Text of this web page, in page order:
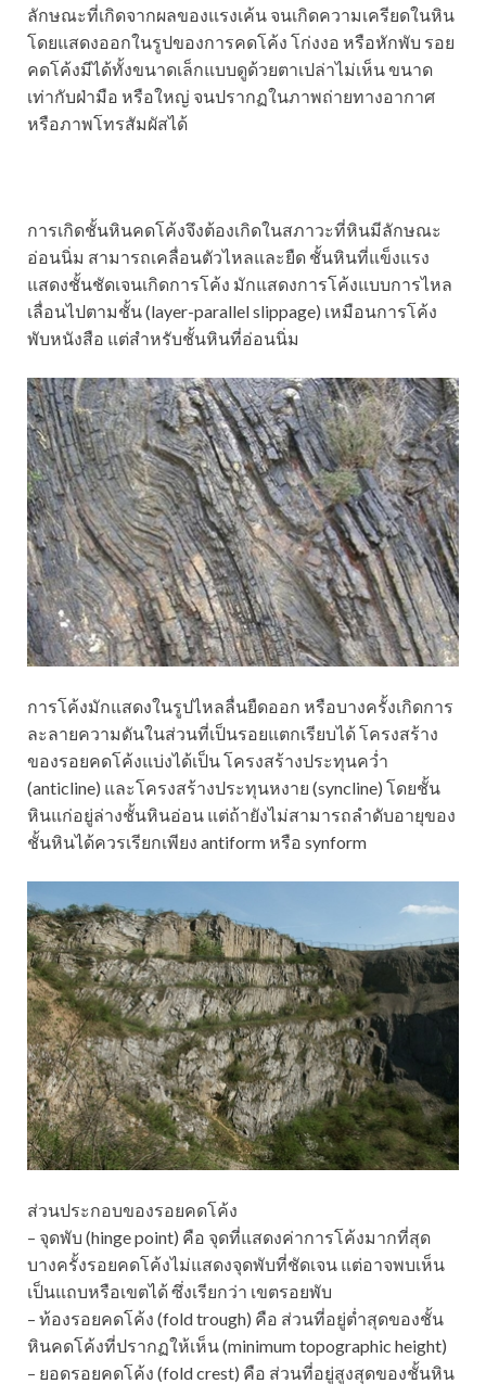
ลักษณะที่เกิดจากผลของแรงเค้น จนเกิดความเครียดในหิน
โดยแสดงออกในรูปของการคดโค้ง โก่งงอ หรือหักพับ รอย
คดโค้งมีได้ทั้งขนาดเล็กแบบดูด้วยตาเปล่าไม่เห็น ขนาด
เท่ากับฝ่ามือ หรือใหญ่ จนปรากฏในภาพถ่ายทางอากาศ
หรือภาพโทรสัมผัสได้
การเกิดชั้นหินคดโค้งจึงต้องเกิดในสภาวะที่หินมีลักษณะ
อ่อนนิ่ม สามารถเคลื่อนตัวไหลและยืด ชั้นหินที่แข็งแรง
แสดงชั้นชัดเจนเกิดการโค้ง มักแสดงการโค้งแบบการไหล
เลื่อนไปตามชั้น (layer-parallel slippage) เหมือนการโค้ง
พับหนังสือ แต่สำหรับชั้นหินที่อ่อนนิ่ม
การโค้งมักแสดงในรูปไหลลื่นยืดออก หรือบางครั้งเกิดการ
ละลายความดันในส่วนที่เป็นรอยแตกเรียบได้ โครงสร้าง
ของรอยคดโค้งแบ่งได้เป็น โครงสร้างประทุนคว่ำ
(anticline) และโครงสร้างประทุนหงาย (syncline) โดยชั้น
หินแก่อยู่ล่างชั้นหินอ่อน แต่ถ้ายังไม่สามารถลำดับอายุของ
ชั้นหินได้ควรเรียกเพียง antiform หรือ synform
ส่วนประกอบของรอยคดโค้ง
– จุดพับ (hinge point) คือ จุดที่แสดงค่าการโค้งมากที่สุด
บางครั้งรอยคดโค้งไม่แสดงจุดพับที่ชัดเจน แต่อาจพบเห็น
เป็นแถบหรือเขตได้ ซึ่งเรียกว่า เขตรอยพับ
– ท้องรอยคดโค้ง (fold trough) คือ ส่วนที่อยู่ต่ำสุดของชั้น
หินคดโค้งที่ปรากฏให้เห็น (minimum topographic height)
– ยอดรอยคดโค้ง (fold crest) คือ ส่วนที่อยู่สูงสุดของชั้นหิน